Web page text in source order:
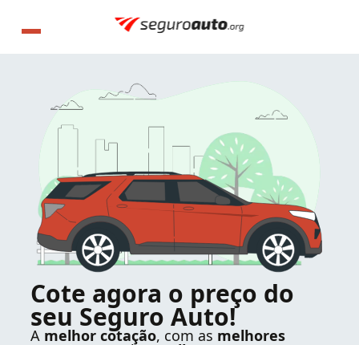
Cote agora o preço do
seu Seguro Auto!
A melhor cotação, com as melhores